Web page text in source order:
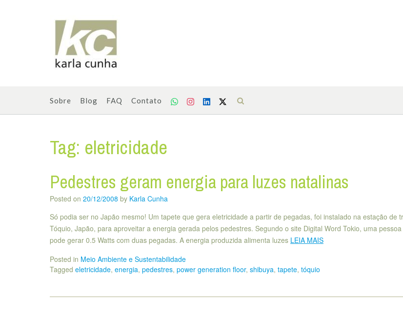
Sobre Blog FAQ Contato
Tag: eletricidade
Pedestres geram energia para luzes natalinas
Posted on 20/12/2008 by Karla Cunha
Só podia ser no Japão mesmo! Um tapete que gera eletricidade a partir de pegadas, foi instalado na estação de
Tóquio, Japão, para aproveitar a energia gerada pelos pedestres. Segundo o site Digital Word Tokio, uma
pode gerar 0.5 Watts com duas pegadas. A energia produzida alimenta luzes LEIA MAIS
Posted in Meio Ambiente e Sustentabilidade
Tagged eletricidade, energia, pedestres, power generation floor, shibuya, tapete, tóquio